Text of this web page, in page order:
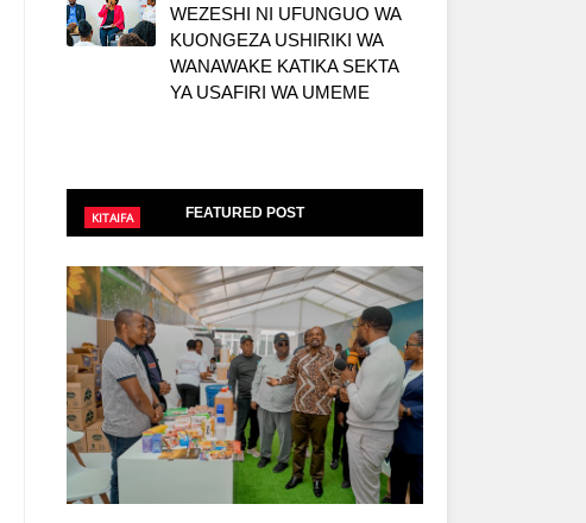
WEZESHI NI UFUNGUO WA
KUONGEZA USHIRIKI WA
WANAWAKE KATIKA SEKTA
YA USAFIRI WA UMEME
FEATURED POST
KITAIFA